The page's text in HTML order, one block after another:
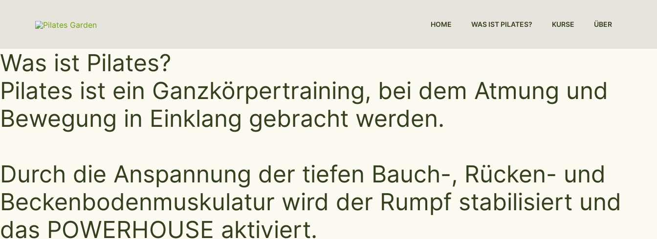
HOME WAS IST PILATES? KURSE ÜBER
Was ist Pilates?
Pilates ist ein Ganzkörpertraining, bei dem Atmung und
Bewegung in Einklang gebracht werden.
Durch die Anspannung der tiefen Bauch-, Rücken- und
Beckenbodenmuskulatur wird der Rumpf stabilisiert und
das POWERHOUSE aktiviert.